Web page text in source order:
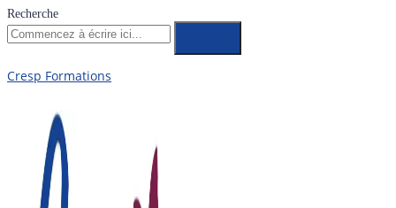
Recherche
Cresp Formations